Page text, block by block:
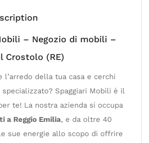
– Negozio di mobili –
Crostolo (RE)
l’arredo della tua casa e cerchi
Spaggiari Mobili è il
te! La nostra azienda si occupa
a Reggio Emilia, e da oltre 40
sue energie allo scopo di offrire